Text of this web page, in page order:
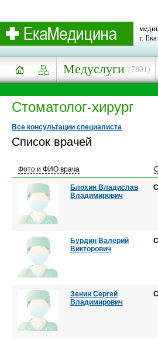
г.
Медуслуги (7801)
Стоматолог-хирург
Все консультации специалиста
Список врачей
Фото и ФИО врача
Блохин Владислав
Владимирович
Бурдин Валерий
Викторович
Зенин Сергей
Владимирович